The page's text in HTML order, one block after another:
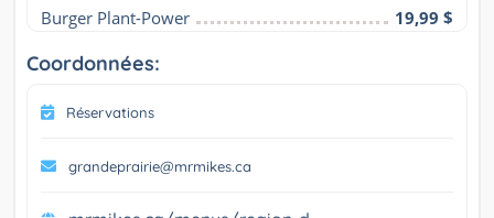
Burger Plant-Power 19,99 $
Coordonnées:
Réservations
grandeprairie@mrmikes.ca